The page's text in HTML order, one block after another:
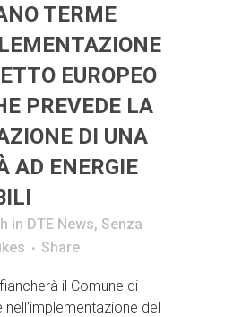
TERME
EUROPEO
PREVEDE LA
DI UNA
AD ENERGIE
in DTE News, Senza
Share
il Comune di
del